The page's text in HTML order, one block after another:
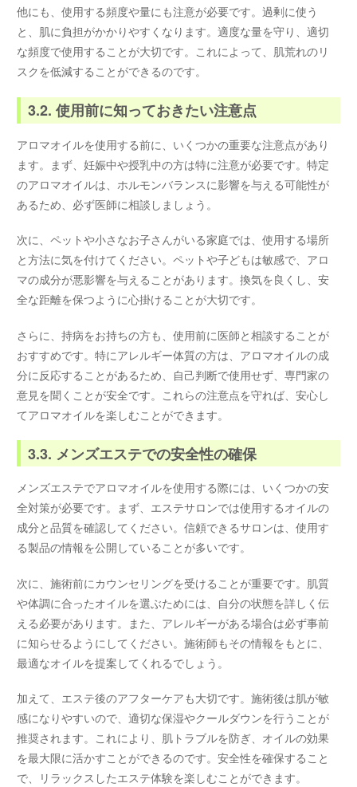
他にも、使用する頻度や量にも注意が必要です。過剰に使う
と、肌に負担がかかりやすくなります。適度な量を守り、適切
な頻度で使用することが大切です。これによって、肌荒れのリ
スクを低減することができるのです。
3.2. 使用前に知っておきたい注意点
アロマオイルを使用する前に、いくつかの重要な注意点があり
ます。まず、妊娠中や授乳中の方は特に注意が必要です。特定
のアロマオイルは、ホルモンバランスに影響を与える可能性が
あるため、必ず医師に相談しましょう。
次に、ペットや小さなお子さんがいる家庭では、使用する場所
と方法に気を付けてください。ペットや子どもは敏感で、アロ
マの成分が悪影響を与えることがあります。換気を良くし、安
全な距離を保つように心掛けることが大切です。
さらに、持病をお持ちの方も、使用前に医師と相談することが
おすすめです。特にアレルギー体質の方は、アロマオイルの成
分に反応することがあるため、自己判断で使用せず、専門家の
意見を聞くことが安全です。これらの注意点を守れば、安心し
てアロマオイルを楽しむことができます。
3.3. メンズエステでの安全性の確保
メンズエステでアロマオイルを使用する際には、いくつかの安
全対策が必要です。まず、エステサロンでは使用するオイルの
成分と品質を確認してください。信頼できるサロンは、使用す
る製品の情報を公開していることが多いです。
次に、施術前にカウンセリングを受けることが重要です。肌質
や体調に合ったオイルを選ぶためには、自分の状態を詳しく伝
える必要があります。また、アレルギーがある場合は必ず事前
に知らせるようにしてください。施術師もその情報をもとに、
最適なオイルを提案してくれるでしょう。
加えて、エステ後のアフターケアも大切です。施術後は肌が敏
感になりやすいので、適切な保湿やクールダウンを行うことが
推奨されます。これにより、肌トラブルを防ぎ、オイルの効果
を最大限に活かすことができるのです。安全性を確保すること
で、リラックスしたエステ体験を楽しむことができます。